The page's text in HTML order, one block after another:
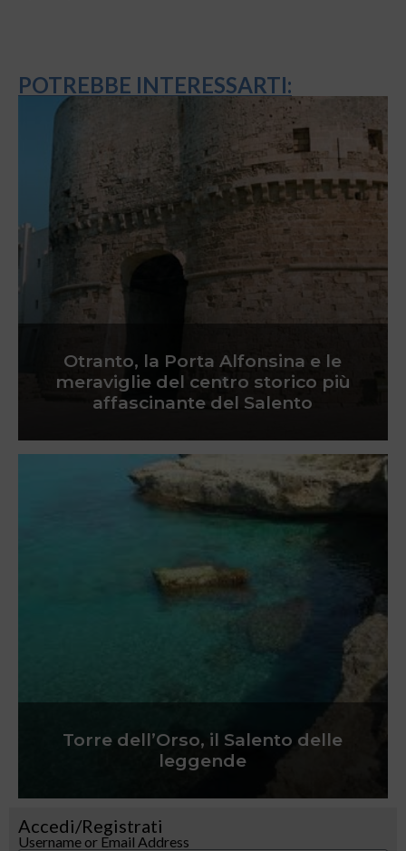
POTREBBE INTERESSARTI:
Otranto, la Porta Alfonsina e le
meraviglie del centro storico più
affascinante del Salento
Torre dell’Orso, il Salento delle
leggende
Accedi/Registrati
Username or Email Address